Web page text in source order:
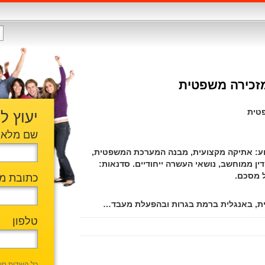
משפטית
אתיקה מקצועית, מבנה המערכת המשפטית,
ממוחשב, נושאי העשרה ייחודיים. סדנאות:
מסכם.
יעוץ
שם מלא
כתובת
טלפון